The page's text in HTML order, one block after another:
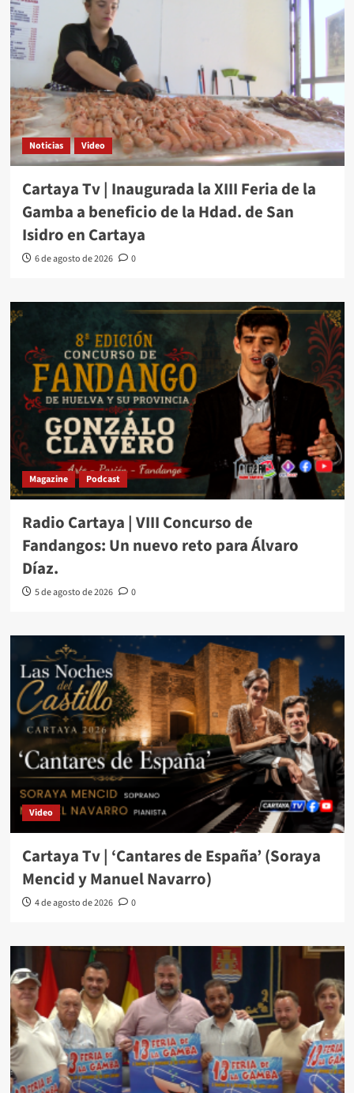
Noticias Video
Cartaya Tv | Inaugurada la XIII Feria de la
Gamba a beneficio de la Hdad. de San
Isidro en Cartaya
6 de agosto de 2026 0
Magazine Podcast
Radio Cartaya | VIII Concurso de
Fandangos: Un nuevo reto para Álvaro
Díaz.
5 de agosto de 2026 0
Video
Cartaya Tv | ‘Cantares de España’ (Soraya
Mencid y Manuel Navarro)
4 de agosto de 2026 0